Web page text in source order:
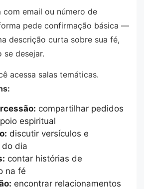
com email ou número de
pede confirmação básica —
descrição curta sobre sua fé,
se desejar.
acessa salas temáticas.
compartilhar pedidos
espiritual
discutir versículos e
do dia
contar histórias de
na fé
encontrar relacionamentos